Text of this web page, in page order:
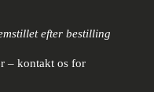
efter bestilling
– kontakt os for